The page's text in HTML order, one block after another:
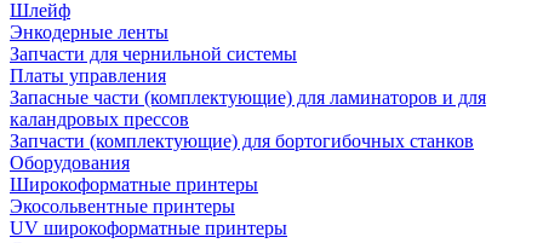
Шлейф
Энкодерные ленты
Запчасти для чернильной системы
Платы управления
Запасные части (комплектующие) для ламинаторов и для
каландровых прессов
Запчасти (комплектующие) для бортогибочных станков
Оборудования
Широкоформатные принтеры
Экосольвентные принтеры
UV широкоформатные принтеры